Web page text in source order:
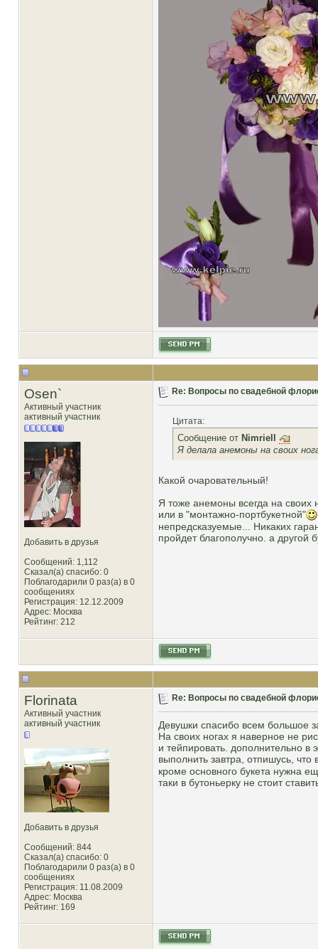
Osen`
Активный участник
активный участник
Добавить в друзья
Сообщений: 1,112
Сказал(а) спасибо: 0
Поблагодарили 0 раз(а) в 0
сообщениях
Регистрация: 12.12.2009
Адрес: Москва
Рейтинг: 212
Re: Вопросы по свадебной
Цитата:
Сообщение от Nimriell
Я делала анемоны на своих
Какой очаровательный!
Я тоже анемоны всегда на своих
или в "монтажно-портбукетной"
непредсказуемые... Никаких
пройдет благополучно. а другой
Florinata
Активный участник
активный участник
Добавить в друзья
Сообщений: 844
Сказал(а) спасибо: 0
Поблагодарили 0 раз(а) в 0
сообщениях
Регистрация: 11.08.2009
Адрес: Москва
Рейтинг: 169
Re: Вопросы по свадебной
Девушки спасибо всем большое
На своих ногах я наверное не
и тейпировать. дополнительно в
выполнить завтра, отпишусь,
кроме основного букета нужна
таки в бутоньерку не стоит